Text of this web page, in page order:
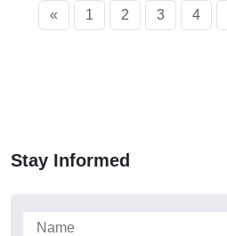
« 1 2 3 4
Stay Informed